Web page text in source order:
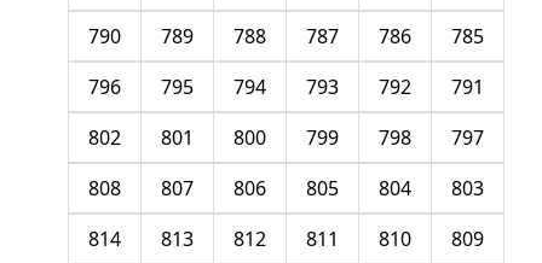
785
786
787
788
789
790
791
792
793
794
795
796
797
798
799
800
801
802
803
804
805
806
807
808
809
810
811
812
813
814